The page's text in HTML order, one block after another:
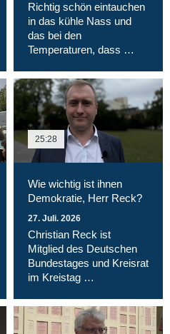
Richtig schön eintauchen
in das kühle Nass und
das bei den
Temperaturen, dass …
25:28
Wie wichtig ist ihnen
Demokratie, Herr Reck?
27. Juli. 2026
Christian Reck ist
Mitglied des Deutschen
Bundestages und Kreisrat
im Kreistag …